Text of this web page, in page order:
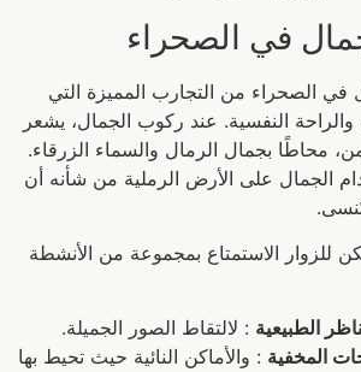
في الصحراء
في الصحراء من التجارب المميزة التي
النفسية. عند ركوب الجمال، يشعر
محاطًا بجمال الرمال والسماء الزرقاء.
الجمال على الأرض الرملية من شأنه أن
للزوار الاستمتاع بمجموعة من الأنشطة
الطبيعية : لالتقاط الصور الجميلة.
المخفية : والأماكن النائية حيث تحيط بها